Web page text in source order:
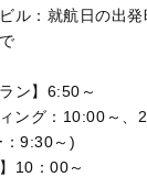
ル：就航日の出
ン】6:50～
ング：10:00～、
：9:30～)
10：00～